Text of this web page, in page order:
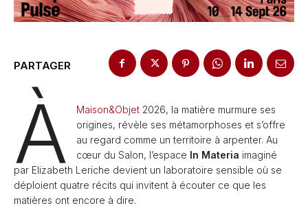
PARTAGER
À Maison&Objet 2026, la matière murmure ses
origines, révèle ses métamorphoses et s’offre
au regard comme un territoire à arpenter. Au
cœur du Salon, l’espace In Materia imaginé
par Elizabeth Leriche devient un laboratoire sensible où se
déploient quatre récits qui invitent à écouter ce que les
matières ont encore à dire.